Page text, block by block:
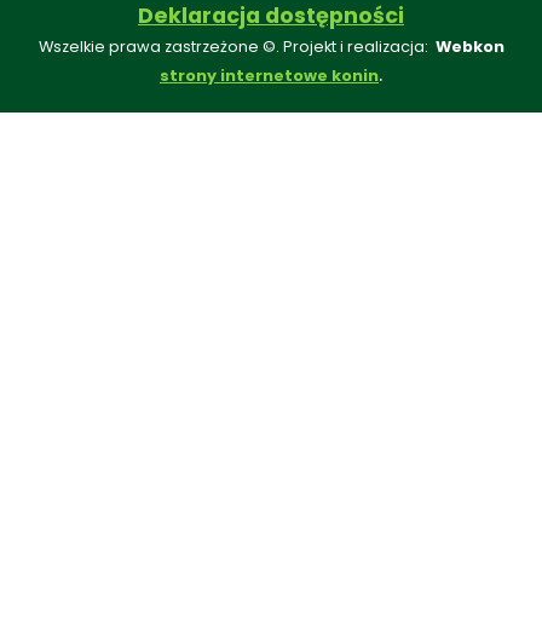
Deklaracja dostępności
Wszelkie prawa zastrzeżone ©. Projekt i realizacja: Webkon
strony internetowe konin.